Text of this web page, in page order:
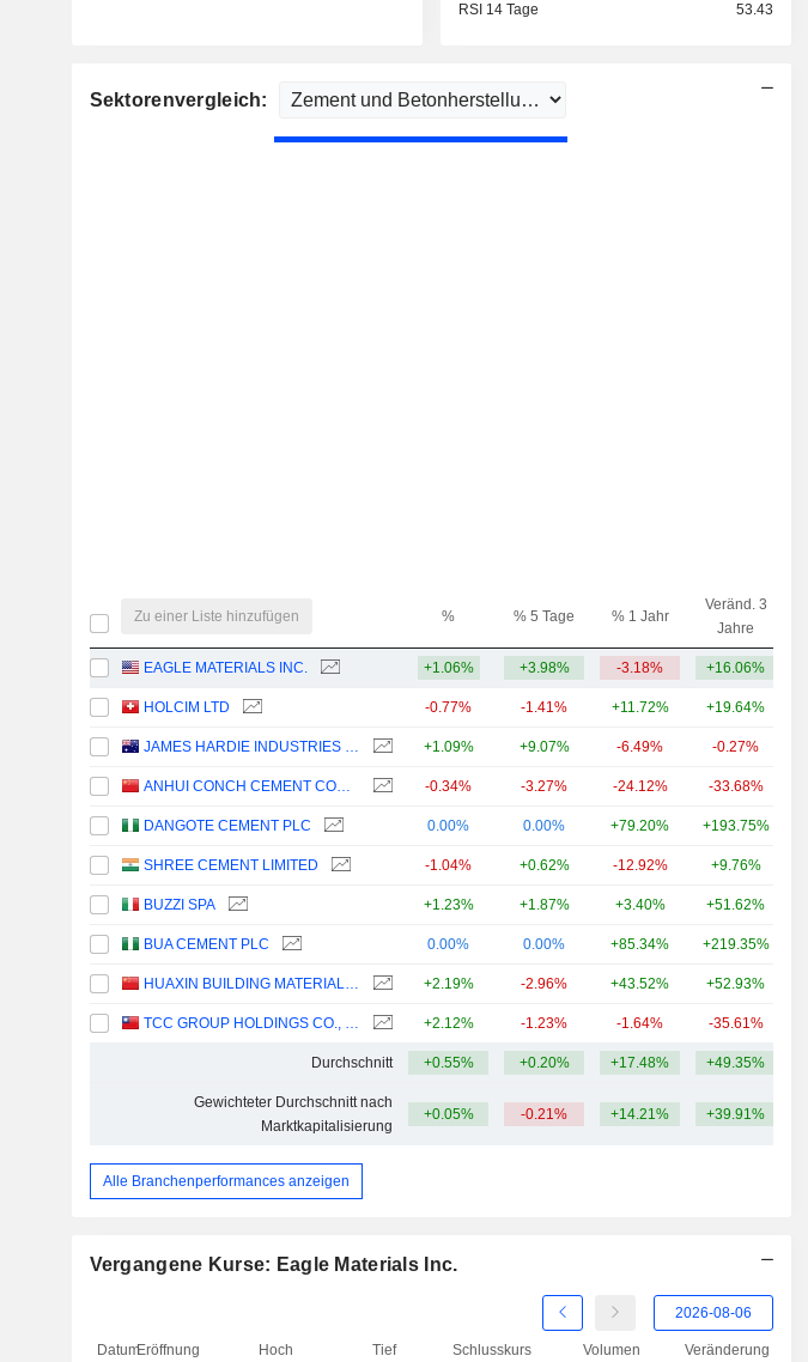
RSI 14 Tage 53.43
Sektorenvergleich:
Zu einer Liste hinzufügen % % 5 Tage % 1 Jahr
Veränd. 3
Jahre
EAGLE MATERIALS INC. +1.06% +3.98% -3.18% +16.06%
HOLCIM LTD -0.77% -1.41% +11.72% +19.64%
JAMES HARDIE INDUSTRIES PLC +1.09% +9.07% -6.49% -0.27%
ANHUI CONCH CEMENT COMPANY LIMITED -0.34% -3.27% -24.12% -33.68%
DANGOTE CEMENT PLC 0.00% 0.00% +79.20% +193.75%
SHREE CEMENT LIMITED -1.04% +0.62% -12.92% +9.76%
BUZZI SPA +1.23% +1.87% +3.40% +51.62%
BUA CEMENT PLC 0.00% 0.00% +85.34% +219.35%
HUAXIN BUILDING MATERIALS GROUP CO., LTD. +2.19% -2.96% +43.52% +52.93%
TCC GROUP HOLDINGS CO., LTD. +2.12% -1.23% -1.64% -35.61%
Durchschnitt +0.55% +0.20% +17.48% +49.35%
Gewichteter Durchschnitt nach
Marktkapitalisierung
+0.05% -0.21% +14.21% +39.91%
Alle Branchenperformances anzeigen
Vergangene Kurse: Eagle Materials Inc.
DatumEröffnung Hoch Tief Schlusskurs Volumen Veränderung